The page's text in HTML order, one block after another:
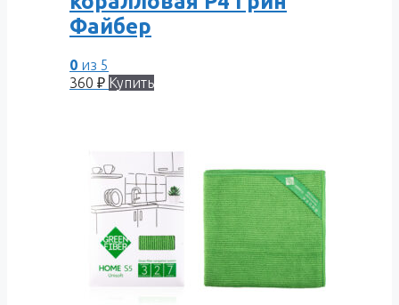
Файбер
0 из 5
360 ₽ Купить